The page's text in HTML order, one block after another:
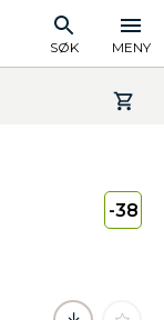
SØK MENY
-38